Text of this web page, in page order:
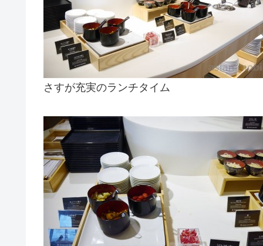
さすが充実のランチタイム